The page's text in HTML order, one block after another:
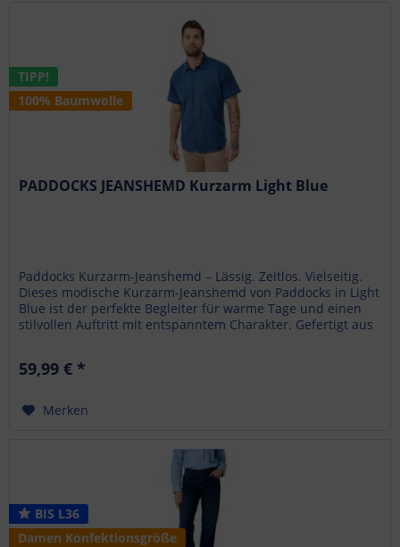
TIPP!
100% Baumwolle
PADDOCKS JEANSHEMD Kurzarm Light Blue
Paddocks Kurzarm-Jeanshemd – Lässig. Zeitlos. Vielseitig.
Dieses modische Kurzarm-Jeanshemd von Paddocks in Light
Blue ist der perfekte Begleiter für warme Tage und einen
stilvollen Auftritt mit entspanntem Charakter. Gefertigt aus
59,99 € *
Merken
BIS L36
Damen Konfektionsgröße